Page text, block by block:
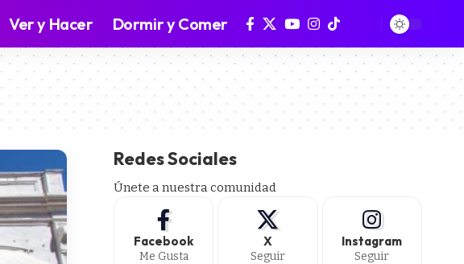
Ver y Hacer Dormir y Comer
Redes Sociales
Únete a nuestra comunidad
Facebook
Me Gusta
X
Seguir
Instagram
Seguir